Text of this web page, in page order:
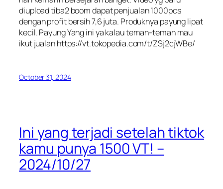
diupload tiba2 boom dapat penjualan 1000pcs
dengan profit bersih 7,6 juta. Produknya payung lipat
kecil. Payung Yang ini ya kalau teman-teman mau
ikut jualan https://vt.tokopedia.com/t/ZSj2cjWBe/
October 31, 2024
Ini yang terjadi setelah tiktok
kamu punya 1500 VT! –
2024/10/27